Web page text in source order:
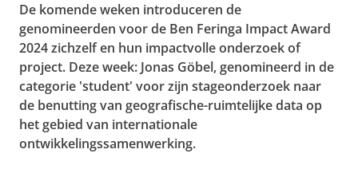
De komende weken introduceren de
genomineerden voor de Ben Feringa Impact Award
2024 zichzelf en hun impactvolle onderzoek of
project. Deze week: Jonas Göbel, genomineerd in de
categorie 'student' voor zijn stageonderzoek naar
de benutting van geografische-ruimtelijke data op
het gebied van internationale
ontwikkelingssamenwerking.